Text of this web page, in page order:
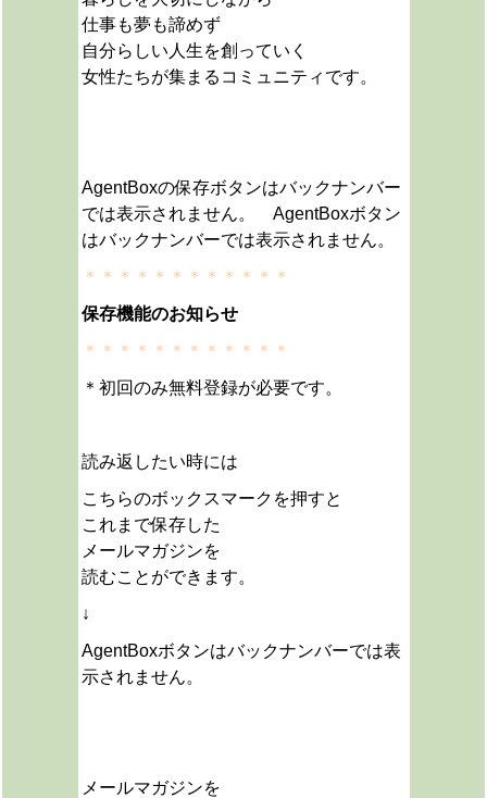
仕事も夢も諦めず
自分らしい人生を創っていく
女性たちが集まるコミュニティです。
AgentBoxの保存ボタンはバックナンバー
では表示されません。 AgentBoxボタン
はバックナンバーでは表示されません。
＊＊＊＊＊＊＊＊＊＊＊＊
保存機能のお知らせ
＊＊＊＊＊＊＊＊＊＊＊＊
＊初回のみ無料登録が必要です。
読み返したい時には
こちらのボックスマークを押すと
これまで保存した
メールマガジンを
読むことができます。
↓
AgentBoxボタンはバックナンバーでは表
示されません。
メールマガジンを